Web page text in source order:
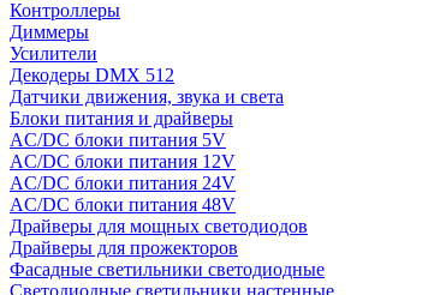
Контроллеры
Диммеры
Усилители
Декодеры DMX 512
Датчики движения, звука и света
Блоки питания и драйверы
AC/DC блоки питания 5V
AC/DC блоки питания 12V
AC/DC блоки питания 24V
AC/DC блоки питания 48V
Драйверы для мощных светодиодов
Драйверы для прожекторов
Фасадные светильники светодиодные
Светодиодные светильники настенные